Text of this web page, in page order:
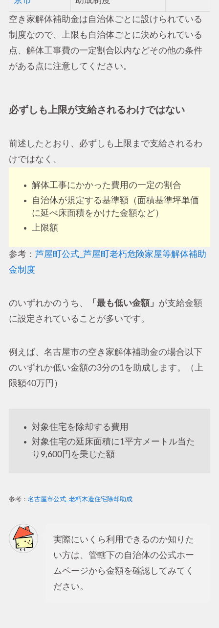
空き家解体補助金は自治体ごとに設けられている
制度なので、上限も自治体ごとに決められている
点、解体工事費の一定割合以内などその他の条件
がある点に注意してください。
必ずしも上限が支給されるわけではない
前述したとおり、必ずしも上限まで支給されるわ
けではなく、
解体工事にかかった費用の一定の割合
自治体が規定する基準額（面積基準坪単価
に延べ床面積をかけた金額など）
上限額
参考： 芦屋町公式_芦屋町老朽危険家屋等解体補助
金制度
のいずれかのうち、 「最も低い金額」 が支給金額
に設定されていることが多いです。
例えば、名古屋市の空き家解体補助金の場合以下
のいずれか低い金額の3分の1を助成します。（上
限額40万円）
対象住宅を除却する費用
対象住宅の延床面積に1平方メートル当た
り9,600円を乗じた額
参考： 名古屋市公式_老朽木造住宅除却助成
実際にいくら利用できるのか知りた
い方は、管轄下の自治体の公式ホー
ムページから金額を確認してみてく
ださい。